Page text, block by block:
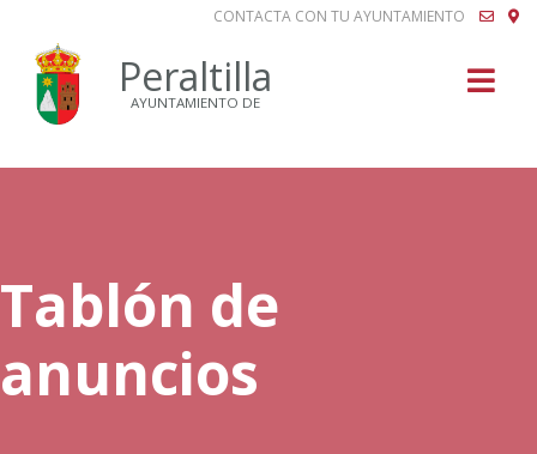
CONTACTA CON TU AYUNTAMIENTO
Peraltilla
AYUNTAMIENTO DE
Tablón de
anuncios